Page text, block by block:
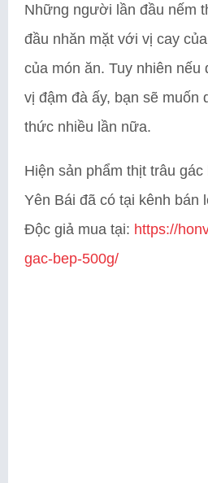
Những người lần đầu nếm
đầu nhăn mặt với vị cay
của món ăn. Tuy nhiên
vị đậm đà ấy, bạn sẽ muốn
thức nhiều lần nữa.
Hiện sản phẩm thịt trâu gác
Yên Bái đã có tại kênh bán
Độc giả mua tại: https://
gac-bep-500g/